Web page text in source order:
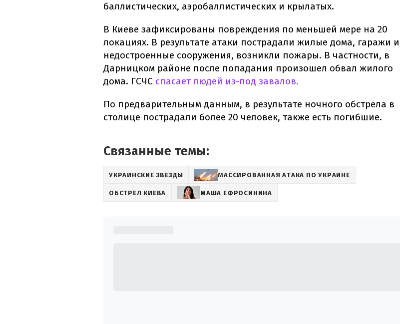
баллистических, аэробаллистических и крылатых.
В Киеве зафиксированы повреждения по меньшей мере на 20
локациях. В результате атаки пострадали жилые дома, гаражи и
недостроенные сооружения, возникли пожары. В частности, в
Дарницком районе после попадания произошел обвал жилого
дома. ГСЧС спасает людей из-под завалов.
По предварительным данным, в результате ночного обстрела в
столице пострадали более 20 человек, также есть погибшие.
Связанные темы:
УКРАИНСКИЕ ЗВЕЗДЫ МАССИРОВАННАЯ АТАКА ПО УКРАИНЕ
ОБСТРЕЛ КИЕВА МАША ЕФРОСИНИНА